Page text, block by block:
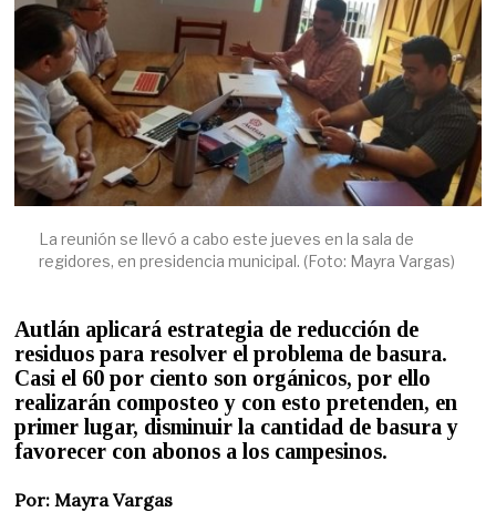
La reunión se llevó a cabo este jueves en la sala de
regidores, en presidencia municipal. (Foto: Mayra Vargas)
Autlán aplicará estrategia de reducción de
residuos para resolver el problema de basura.
Casi el 60 por ciento son orgánicos, por ello
realizarán composteo y con esto pretenden, en
primer lugar, disminuir la cantidad de basura y
favorecer con abonos a los campesinos.
Por: Mayra Vargas